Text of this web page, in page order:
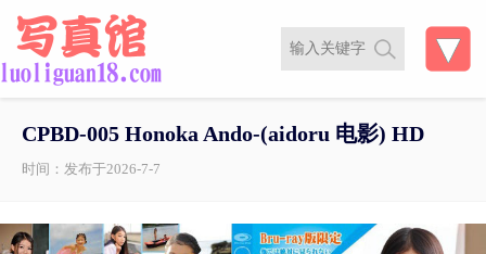
CPBD-005 Honoka Ando-(aidoru 电影) HD
时间：发布于2026-7-7